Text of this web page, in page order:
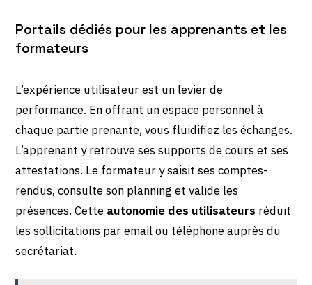
Portails dédiés pour les apprenants et les
formateurs
L’expérience utilisateur est un levier de
performance. En offrant un espace personnel à
chaque partie prenante, vous fluidifiez les échanges.
L’apprenant y retrouve ses supports de cours et ses
attestations. Le formateur y saisit ses comptes-
rendus, consulte son planning et valide les
présences. Cette autonomie des utilisateurs réduit
les sollicitations par email ou téléphone auprès du
secrétariat.